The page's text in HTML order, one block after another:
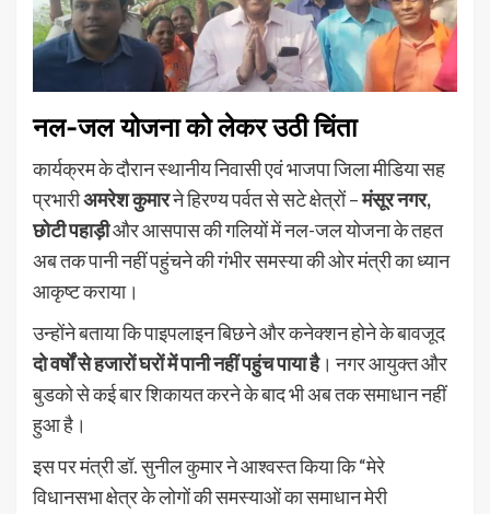
नल-जल योजना को लेकर उठी चिंता
कार्यक्रम के दौरान स्थानीय निवासी एवं भाजपा जिला मीडिया सह
प्रभारीअमरेश कुमारने हिरण्य पर्वत से सटे क्षेत्रों –मंसूर नगर,
छोटी पहाड़ीऔर आसपास की गलियों में नल-जल योजना के तहत
अब तक पानी नहीं पहुंचने की गंभीर समस्या की ओर मंत्री का ध्यान
आकृष्ट कराया।
उन्होंने बताया कि पाइपलाइन बिछने और कनेक्शन होने के बावजूद
दो वर्षों से हजारों घरों में पानी नहीं पहुंच पाया है। नगर आयुक्त और
बुडको से कई बार शिकायत करने के बाद भी अब तक समाधान नहीं
हुआ है।
इस पर मंत्री डॉ. सुनील कुमार ने आश्वस्त किया कि “मेरे
विधानसभा क्षेत्र के लोगों की समस्याओं का समाधान मेरी